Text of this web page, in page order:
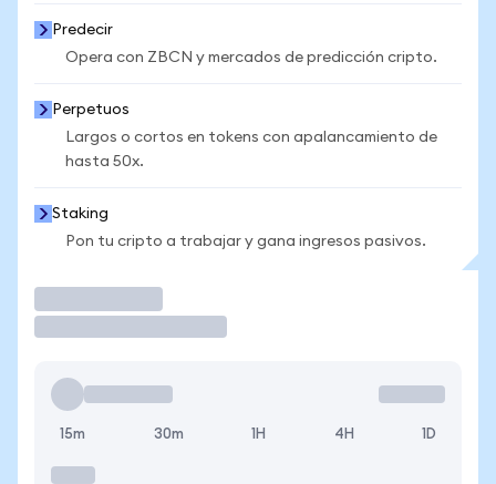
Predecir
Opera con ZBCN y mercados de predicción cripto.
Perpetuos
Largos o cortos en tokens con apalancamiento de
hasta 50x.
Staking
Pon tu cripto a trabajar y gana ingresos pasivos.
15m 30m 1H 4H 1D